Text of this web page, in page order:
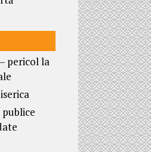
pericol la